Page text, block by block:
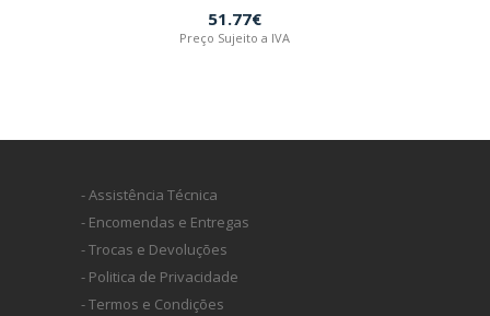
51.77€
Preço Sujeito a IVA
- Assistência Técnica
- Encomendas e Entregas
- Trocas e Devoluções
- Politica de Privacidade
- Termos e Condições